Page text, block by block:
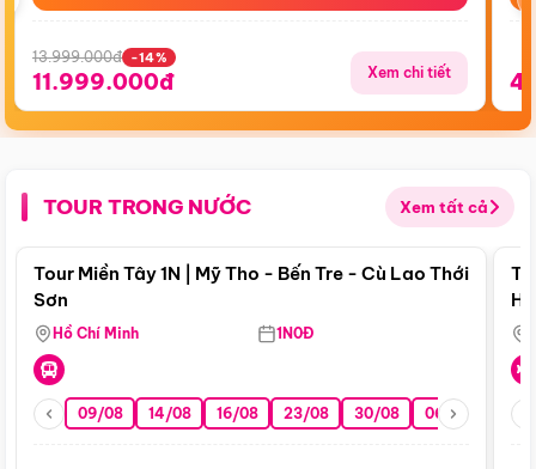
13.999.000đ -14%
11.999.000đ Xem chi tiết
TOUR TRONG NƯỚC Xem tất cả
Điểm nổi bật
Tour Miền Tây 1N | Mỹ Tho - Bến Tre - Cù Lao Thới
Sơn
Hồ Chí Minh 1N0Đ
09/08 14/08 16/08 23/08 30/08 06/09 13/09